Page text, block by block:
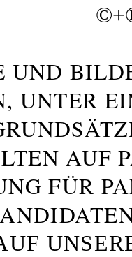
©+
UND
UNTER
AUF
FÜR